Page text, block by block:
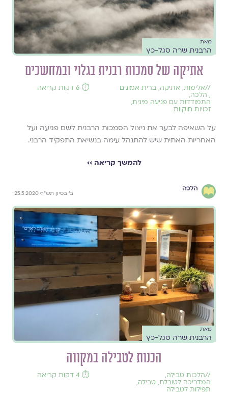
מאת
הרבנית שרה סגל-כץ
אתיקה של סמכות רבנית בגלוי ובמחשכים
//אלימות, אתיקה, ברית אמונים
, הלכה,
התמודדות עם פגיעה מינית,
זכויות חוקיות
⏱️ 6 דקות קריאה
על השאיפה לבער את ניצול הסמכות הרבנית לשם פגיעה ועל
האחריות האתית שיש להתנהל עימה בנשיאת התפקיד הרבני.
להמשך קריאה ››
הלכה
ב' בסיון תש"ף 25.5.2020
מאת
הרבנית שרה סגל-כץ
הכנות לטבילה במקווה
//הלכות טבילה,
המדריכה לטובלת, טבילה,
תפילות לטבילה
⏱️ 4 דקות קריאה